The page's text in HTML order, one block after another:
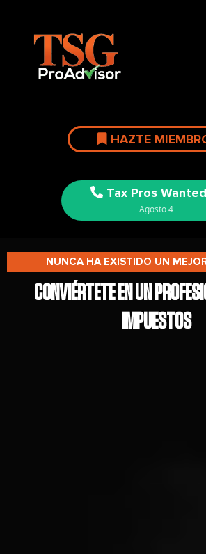
HAZTE
Tax Pros Wanted
Agosto 4
NUNCA HA EXISTIDO UN
CONVIÉRTETE EN UN
IMPUESTOS